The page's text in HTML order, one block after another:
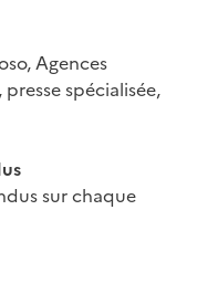
Agences
spécialisée,
sur chaque